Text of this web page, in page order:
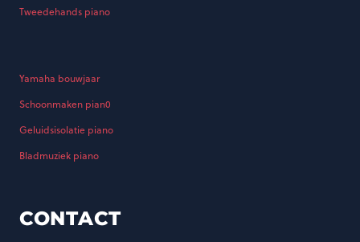
Tweedehands piano
Yamaha bouwjaar
Schoonmaken pian0
Geluidsisolatie piano
Bladmuziek piano
CONTACT